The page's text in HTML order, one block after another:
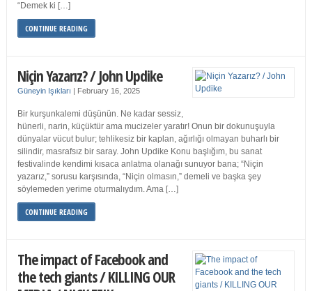
“Demek ki […]
CONTINUE READING
Niçin Yazarız? / John Updike
Güneyin Işıkları | February 16, 2025
Bir kurşunkalemi düşünün. Ne kadar sessiz,
hünerli, narin, küçüktür ama mucizeler yaratır! Onun bir dokunuşuyla
dünyalar vücut bulur; tehlikesiz bir kaplan, ağırlığı olmayan buharlı bir
silindir, masrafsız bir saray. John Updike Konu başlığım, bu sanat
festivalinde kendimi kısaca anlatma olanağı sunuyor bana; “Niçin
yazarız,” sorusu karşısında, “Niçin olmasın,” demeli ve başka şey
söylemeden yerime oturmalıydım. Ama […]
CONTINUE READING
The impact of Facebook and
the tech giants / KILLING OUR